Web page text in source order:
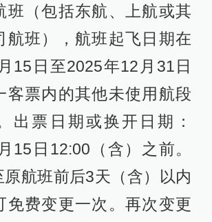
班（包括东航、上航或其
航班），航班起飞日期在
15日至2025年12月31日
客票内的其他未使用航段
出票日期或换开日期：
15日12:00（含）之前。
原航班前后3天（含）以内
免费变更一次。再次变更